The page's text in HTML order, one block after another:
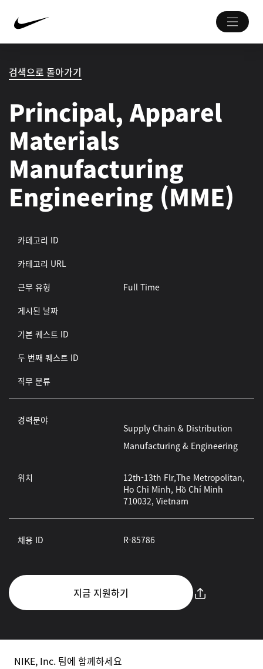
검색으로 돌아가기
Principal, Apparel
Materials
Manufacturing
Engineering (MME)
카테고리 ID
카테고리 URL
근무 유형
Full Time
게시된 날짜
기본 퀘스트 ID
두 번째 퀘스트 ID
직무 분류
경력분야
Supply Chain & Distribution
Manufacturing & Engineering
위치
12th-13th Flr,The Metropolitan,
Ho Chi Minh, Hồ Chí Minh
710032, Vietnam
채용 ID R-85786
지금 지원하기
NIKE, Inc. 팀에 함께하세요